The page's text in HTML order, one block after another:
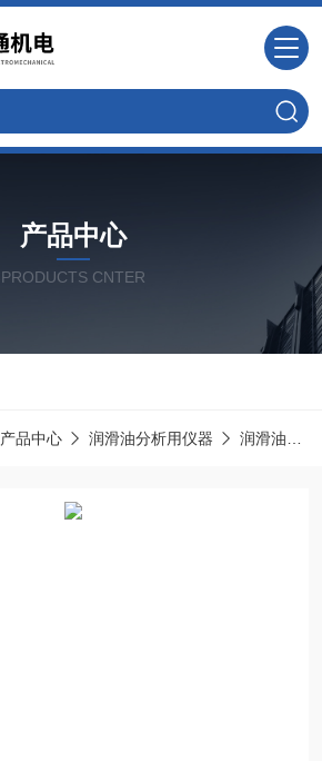
产品中心
PRODUCTS CNTER
产品中心 润滑油分析用仪器 润滑油类泡沫特性